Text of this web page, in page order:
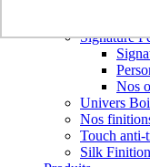
Signature
Nos
Univers
Nos
Touch anti-
Silk